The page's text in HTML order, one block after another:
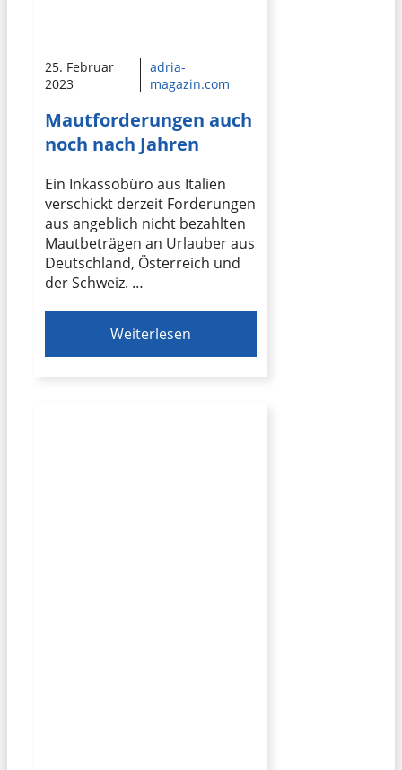
25. Februar
2023
adria-
magazin.com
Mautforderungen auch
noch nach Jahren
Ein Inkassobüro aus Italien
verschickt derzeit Forderungen
aus angeblich nicht bezahlten
Mautbeträgen an Urlauber aus
Deutschland, Österreich und
der Schweiz. …
Weiterlesen